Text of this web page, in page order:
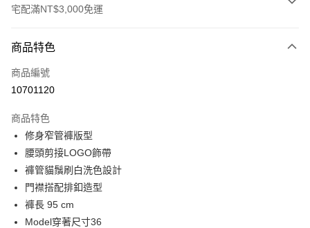
宅配滿NT$3,000免運
信用卡一次付款
LINE Pay
街口支付
悠遊付
Google Pay
全盈+PAY
商品特色
商品編號
10701120
商品特色
修身窄管褲版型
腰頭剪接LOGO飾帶
褲管貓鬚刷白洗色設計
門襟搭配排釦造型
褲長 95 cm
Model穿著尺寸36